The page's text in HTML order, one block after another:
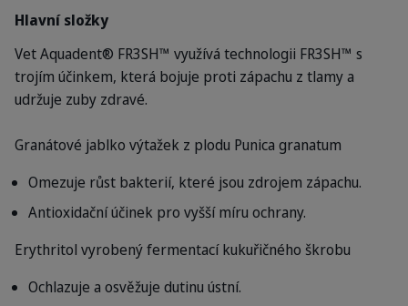
Hlavní složky
Vet Aquadent® FR3SH™ využívá technologii FR3SH™ s
trojím účinkem, která bojuje proti zápachu z tlamy a
udržuje zuby zdravé.
Granátové jablko výtažek z plodu Punica granatum
Omezuje růst bakterií, které jsou zdrojem zápachu.
Antioxidační účinek pro vyšší míru ochrany.
Erythritol vyrobený fermentací kukuřičného škrobu
Ochlazuje a osvěžuje dutinu ústní.